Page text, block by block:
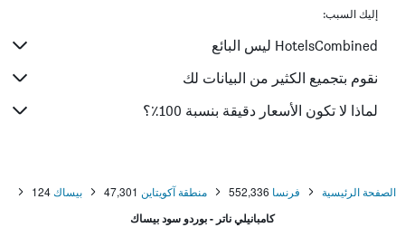
إليك السبب:
HotelsCombined ليس البائع
نقوم بتجميع الكثير من البيانات لك
لماذا لا تكون الأسعار دقيقة بنسبة 100٪؟
الصفحة الرئيسية فرنسا 552,336 منطقة آكويتاين 47,301 بيساك 124
كامبانيلي ناتر - بوردو سود بيساك